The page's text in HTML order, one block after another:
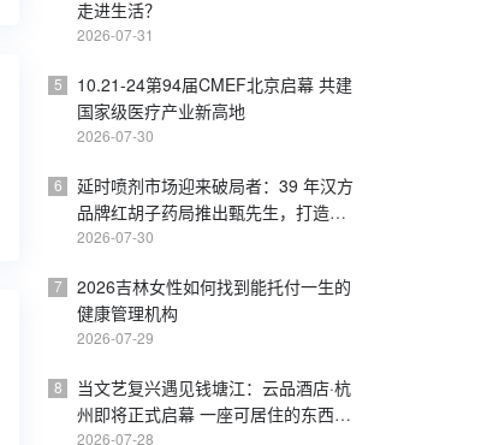
走进生活？
2026-07-31
10.21-24第94届CMEF北京启幕 共建
国家级医疗产业新高地
2026-07-30
5
延时喷剂市场迎来破局者：39 年汉方
品牌红胡子药局推出甄先生，打造内
调外养新方案
2026-07-30
6
2026吉林女性如何找到能托付一生的
健康管理机构
2026-07-29
7
当文艺复兴遇见钱塘江：云品酒店·杭
州即将正式启幕 一座可居住的东西方
美学桥梁
2026-07-28
8